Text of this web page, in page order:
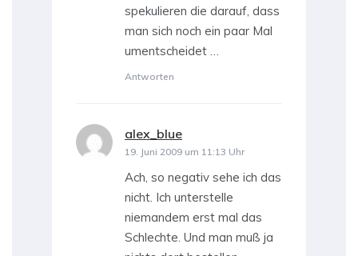
spekulieren die darauf, dass
man sich noch ein paar Mal
umentscheidet …
Antworten
alex_blue
19. Juni 2009 um 11:13 Uhr
Ach, so negativ sehe ich das
nicht. Ich unterstelle
niemandem erst mal das
Schlechte. Und man muß ja